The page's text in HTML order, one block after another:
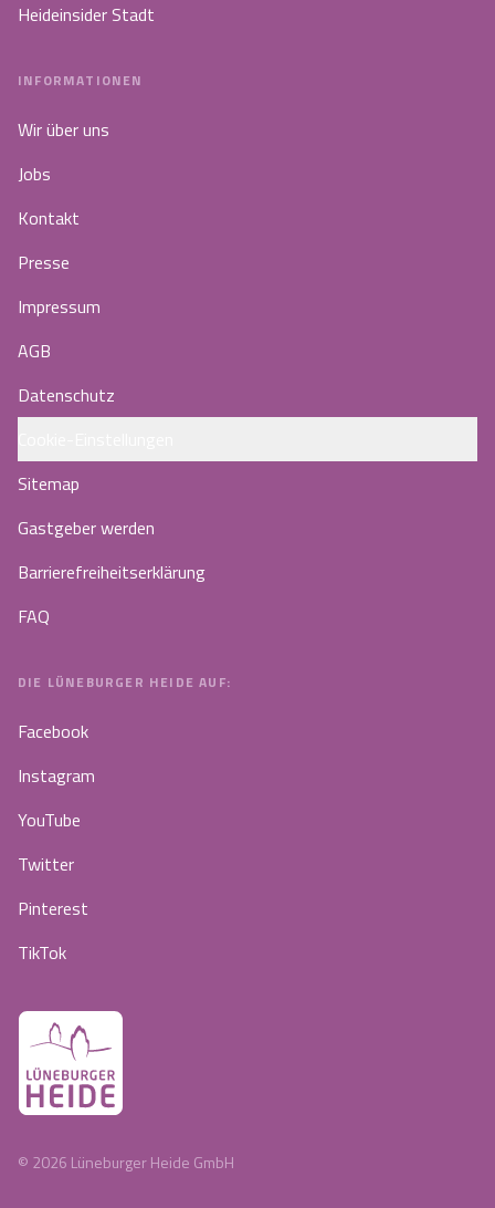
Heideinsider Stadt
INFORMATIONEN
Wir über uns
Jobs
Kontakt
Presse
Impressum
AGB
Datenschutz
Sitemap
Gastgeber werden
Barrierefreiheitserklärung
FAQ
DIE LÜNEBURGER HEIDE AUF:
Facebook
Instagram
YouTube
Twitter
Pinterest
TikTok
© 2026 Lüneburger Heide GmbH